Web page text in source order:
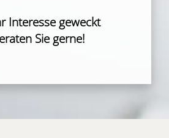
Interesse geweckt
Sie gerne!